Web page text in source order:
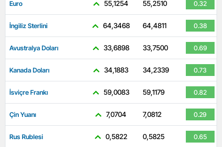
Euro 55,1254 55,2510 0.32
İngiliz Sterlini 64,3468 64,4811 0.38
Avustralya Doları 33,6898 33,7500 0.69
Kanada Doları 34,1883 34,2339 0.73
İsviçre Frankı 59,0083 59,1179 0.82
Çin Yuanı 7,0704 7,0812 0.29
Rus Rublesi 0,5822 0,5825 0.65